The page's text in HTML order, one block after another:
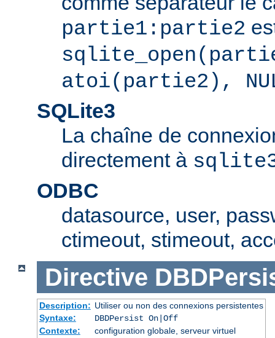
partie1:partie2
atoi(partie2),
SQLite3
La chaîne de
directement à
ODBC
datasource, user,
ctimeout, stimeout,
Directive
Description: Utiliser ou non des connexions persistentes
Syntaxe:
DBDPersist On|Off
Contexte:
configuration globale, serveur virtuel